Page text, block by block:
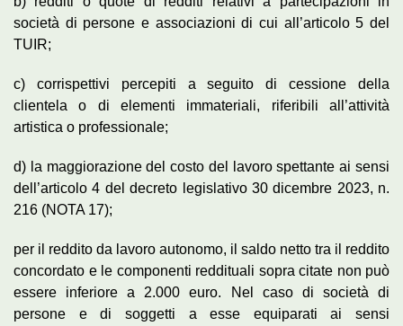
società di persone e associazioni di cui all’articolo 5 del
TUIR;
c) corrispettivi percepiti a seguito di cessione della
clientela o di elementi immateriali, riferibili all’attività
artistica o professionale;
d) la maggiorazione del costo del lavoro spettante ai sensi
dell’articolo 4 del decreto legislativo 30 dicembre 2023, n.
216 (NOTA 17);
per il reddito da lavoro autonomo, il saldo netto tra il reddito
concordato e le componenti reddituali sopra citate non può
essere inferiore a 2.000 euro. Nel caso di società di
persone e di soggetti a esse equiparati ai sensi